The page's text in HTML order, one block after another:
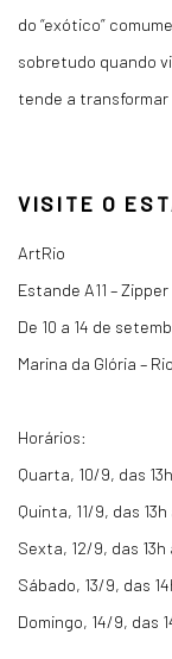
do “exótico”
sobretudo quando
tende a transformar
VISITE O
ArtRio
Estande A11 –
De 10 a 14 de
Marina da Glória –
Horários:
Quarta, 10/9, das
Quinta, 11/9, das
Sexta, 12/9, das 13h
Sábado, 13/9, das
Domingo, 14/9, das